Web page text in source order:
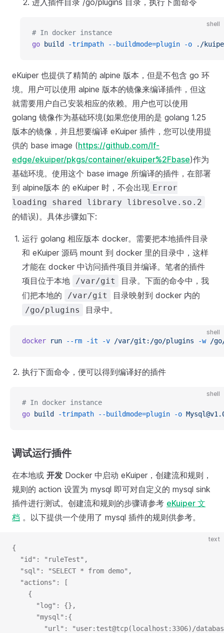
进入插件目录 /go/plugins 目录，执行下面命令
shell
# In docker instance
go build -trimpath --buildmode=plugin -o ./
eKuiper 也提供了精简的 alpine 版本，但是不包含 go 环
境。用户可以使用 alpine 版本的镜像来编译插件，但这
就需要用户自己安装相应的依赖。用户也可以使用
golang 镜像作为基础环境(如果您使用的是 golang 1.25
版本的镜像，并且想要编译 eKuiper 插件，您可以使用提
供的 base image (https://github.com/lf-
edge/ekuiper/pkgs/container/ekuiper%2Fbase)作为
基础环境。使用这个 base image 所编译的插件，在部署
到 alpine版本 的 eKuiper 时，不会出现 Error
loading shared library libresolve.so.2
的错误)。具体步骤如下:
运行 golang 相应版本 docker。需要把本地插件目录
和 eKuiper 源码 mount 到 docker 里的目录中，这样
才能在 docker 中访问插件项目并编译。笔者的插件
项目位于本地
/var/git
目录。下面的命令中，我
们把本地的
/var/git 目录映射到 docker 内的
/go/plugins 目录中。
shell
docker run --rm -it -v /var/git:/go/plugins -w /
执行下面命令，便可以得到编译好的插件
shell
# In docker instance
go build -trimpath --buildmode=plugin -o
调试运行插件
在本地或 开发 Docker 中启动 eKuiper，创建流和规则，
规则的 action 设置为 mysql 即可对自定义的 mysql sink
插件进行测试。创建流和规则的步骤请参考 eKuiper 文
档 。以下提供一个使用了 mysql 插件的规则供参考。
text
{
  "id": "ruleTest",
  "sql": "SELECT * from demo",
  "actions": [
    {
      "log": {},
      "mysql":{
"url": "user:test@tcp(localhost:3306)/